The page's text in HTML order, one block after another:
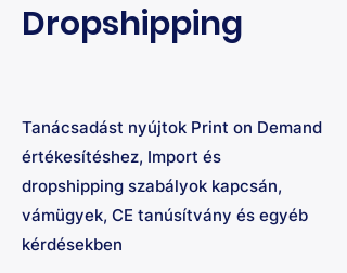
Dropshipping
Tanácsadást nyújtok Print on Demand
értékesítéshez, Import és
dropshipping szabályok kapcsán,
vámügyek, CE tanúsítvány és egyéb
kérdésekben